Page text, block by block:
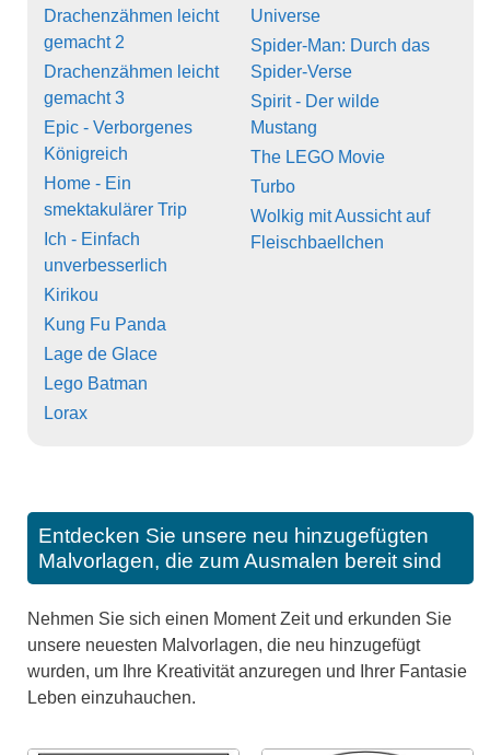
Drachenzähmen leicht
gemacht 2
Drachenzähmen leicht
gemacht 3
Epic - Verborgenes
Königreich
Home - Ein
smektakulärer Trip
Ich - Einfach
unverbesserlich
Kirikou
Kung Fu Panda
Lage de Glace
Lego Batman
Lorax
Universe
Spider-Man: Durch das
Spider-Verse
Spirit - Der wilde
Mustang
The LEGO Movie
Turbo
Wolkig mit Aussicht auf
Fleischbaellchen
Entdecken Sie unsere neu hinzugefügten
Malvorlagen, die zum Ausmalen bereit sind
Nehmen Sie sich einen Moment Zeit und erkunden Sie
unsere neuesten Malvorlagen, die neu hinzugefügt
wurden, um Ihre Kreativität anzuregen und Ihrer Fantasie
Leben einzuhauchen.